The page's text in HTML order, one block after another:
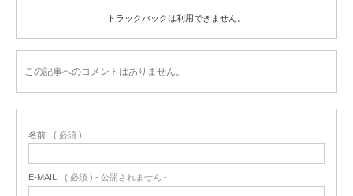
トラックバックは利用できません。
この記事へのコメントはありません。
名前 ( 必須 )
E-MAIL ( 必須 ) - 公開されません -